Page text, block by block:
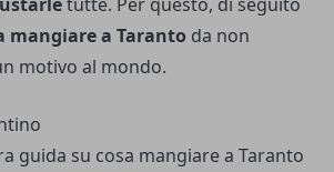
mangiare a Taranto da non
motivo al mondo.
guida su cosa mangiare a Taranto